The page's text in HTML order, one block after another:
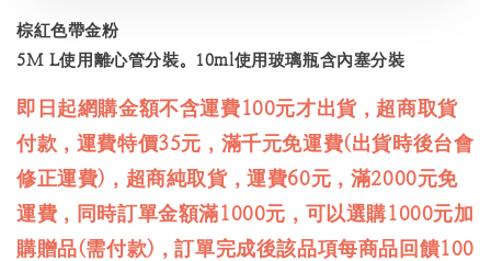
棕紅色帶金粉
5M L使用離心管分裝。10ml使用玻璃瓶含內塞分裝
即日起網購金額不含運費100元才出貨，超商取貨
付款，運費特價35元，滿千元免運費(出貨時後台會
修正運費)，超商純取貨，運費60元，滿2000元免
運費，同時訂單金額滿1000元，可以選購1000元加
購贈品(需付款)，訂單完成後該品項每商品回饋100